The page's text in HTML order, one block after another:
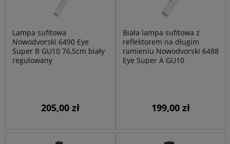
Lampa sufitowa
Nowodvorski 6490 Eye
Super B GU10 76,5cm biały
regulowany
205,00 zł
Biała lampa sufitowa z
reflektorem na długim
ramieniu Nowodvorski 6488
Eye Super A GU10
199,00 zł